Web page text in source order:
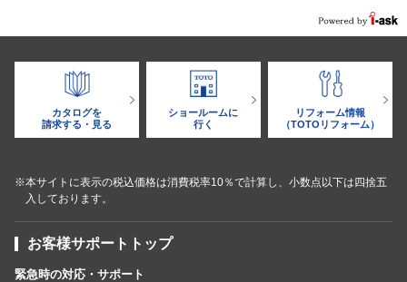
カタログを
請求する・見る
ショールームに
行く
リフォーム情報
（TOTOリフォーム）
※本サイトに表示の税込価格は消費税率10％で計算し、小数点以下は四捨五
入しております。
お客様サポートトップ
緊急時の対応・サポート